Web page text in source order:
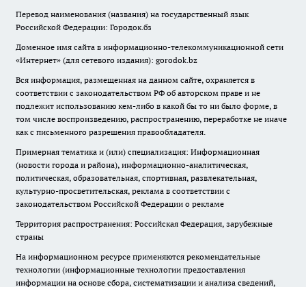
Перевод наименования (названия) на государственный язык
Российской Федерации: Городок.бз
Доменное имя сайта в информационно-телекоммуникационной сети
«Интернет» (для сетевого издания): gorodok.bz
Вся информация, размещенная на данном сайте, охраняется в
соответствии с законодательством РФ об авторском праве и не
подлежит использованию кем-либо в какой бы то ни было форме, в
том числе воспроизведению, распространению, переработке не иначе
как с письменного разрешения правообладателя.
Примерная тематика и (или) специализация: Информационная
(новости города и района), информационно-аналитическая,
политическая, образовательная, спортивная, развлекательная,
культурно-просветительская, реклама в соответствии с
законодательством Российской Федерации о рекламе
Территория распространения: Российская Федерация, зарубежные
страны
На информационном ресурсе применяются рекомендательные
технологии (информационные технологии предоставления
информации на основе сбора, систематизации и анализа сведений,